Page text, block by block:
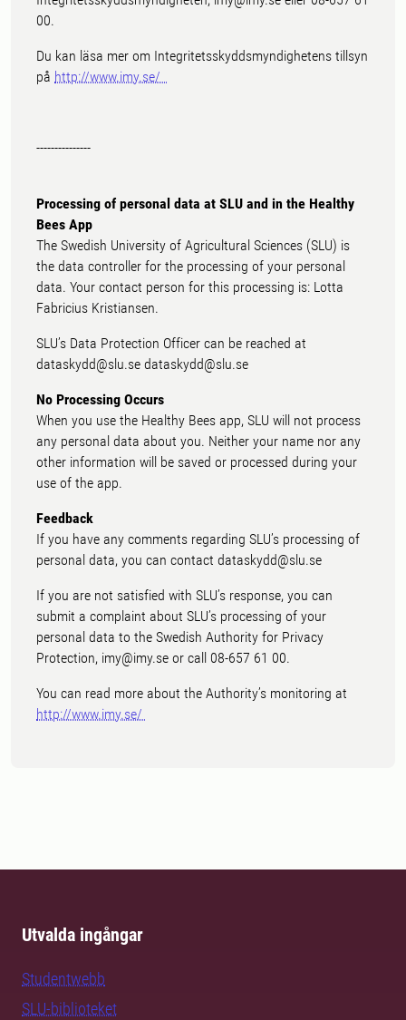
00.
Du kan läsa mer om Integritetsskyddsmyndighetens tillsyn
på http://www.imy.se/
---------------
Processing of personal data at SLU and in the Healthy
Bees App
The Swedish University of Agricultural Sciences (SLU) is
the data controller for the processing of your personal
data. Your contact person for this processing is: Lotta
Fabricius Kristiansen.
SLU’s Data Protection Officer can be reached at
dataskydd@slu.se dataskydd@slu.se
No Processing Occurs
When you use the Healthy Bees app, SLU will not process
any personal data about you. Neither your name nor any
other information will be saved or processed during your
use of the app.
Feedback
If you have any comments regarding SLU’s processing of
personal data, you can contact dataskydd@slu.se
If you are not satisfied with SLU’s response, you can
submit a complaint about SLU’s processing of your
personal data to the Swedish Authority for Privacy
Protection, imy@imy.se or call 08-657 61 00.
You can read more about the Authority’s monitoring at
http://www.imy.se/
Utvalda ingångar
Studentwebb
SLU-biblioteket